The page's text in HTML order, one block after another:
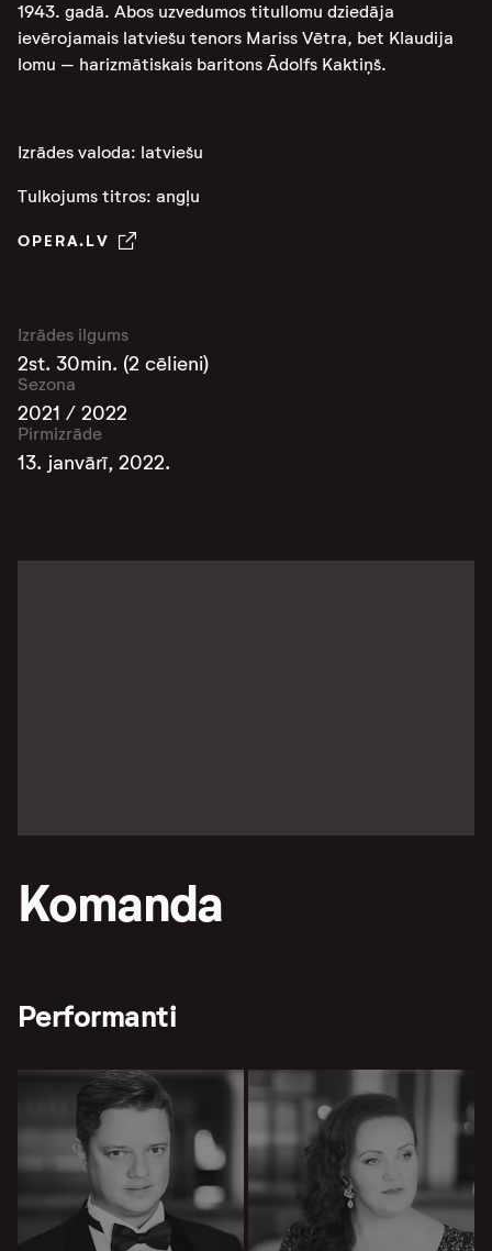
1943. gadā. Abos uzvedumos titullomu dziedāja
ievērojamais latviešu tenors Mariss Vētra, bet Klaudija
lomu – harizmātiskais baritons Ādolfs Kaktiņš.
Izrādes valoda: latviešu
Tulkojums titros: angļu
OPERA.LV
Izrādes ilgums
2st. 30min. (2 cēlieni)
Sezona
2021 / 2022
Pirmizrāde
13. janvārī, 2022.
Komanda
Performanti